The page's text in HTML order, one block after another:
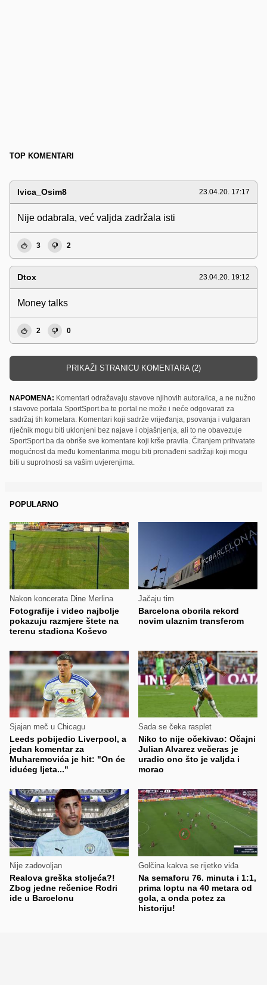
TOP KOMENTARI
Ivica_Osim8 23.04.20. 17:17
Nije odabrala, već valjda zadržala isti
3 2
Dtox 23.04.20. 19:12
Money talks
2 0
PRIKAŽI STRANICU KOMENTARA (2)
NAPOMENA: Komentari odražavaju stavove njihovih autora/ica, a ne nužno
i stavove portala SportSport.ba te portal ne može i neće odgovarati za
sadržaj tih kometara. Komentari koji sadrže vrijeđanja, psovanja i vulgaran
riječnik mogu biti uklonjeni bez najave i objašnjenja, ali to ne obavezuje
SportSport.ba da obriše sve komentare koji krše pravila. Čitanjem prihvatate
mogućnost da među komentarima mogu biti pronađeni sadržaji koji mogu
biti u suprotnosti sa vašim uvjerenjima.
POPULARNO
Nakon koncerata Dine Merlina
Fotografije i video najbolje
pokazuju razmjere štete na
terenu stadiona Koševo
Jačaju tim
Barcelona oborila rekord
novim ulaznim transferom
Sjajan meč u Chicagu
Leeds pobijedio Liverpool, a
jedan komentar za
Muharemovića je hit: "On će
idućeg ljeta..."
Sada se čeka rasplet
Niko to nije očekivao: Očajni
Julian Alvarez večeras je
uradio ono što je valjda i
morao
Nije zadovoljan
Realova greška stoljeća?!
Zbog jedne rečenice Rodri
ide u Barcelonu
Golčina kakva se rijetko viđa
Na semaforu 76. minuta i 1:1,
prima loptu na 40 metara od
gola, a onda potez za
historiju!